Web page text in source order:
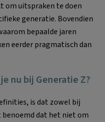
om uitspraken te doen
generatie. Bovendien
bepaalde jaren
eerder pragmatisch dan
nu bij Generatie Z?
is dat zowel bij
benoemd dat het niet om